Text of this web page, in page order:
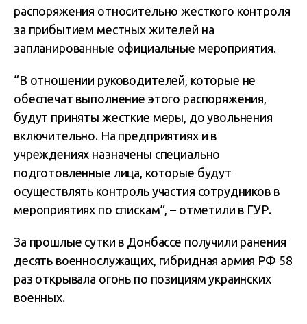
распоряжения относительно жесткого контроля
за прибытием местных жителей на
запланированные официальные мероприятия.
“В отношении руководителей, которые не
обеспечат выполнение этого распоряжения,
будут приняты жесткие меры, до увольнения
включительно. На предприятиях и в
учреждениях назначены специально
подготовленные лица, которые будут
осуществлять контроль участия сотрудников в
мероприятиях по спискам”, – отметили в ГУР.
За прошлые сутки в Донбассе получили ранения
десять военнослужащих, гибридная армия РФ 58
раз открывала огонь по позициям украинских
военных.